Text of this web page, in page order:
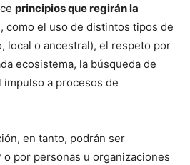
principios que regirán la
, como el uso de distintos tipos de
local o ancestral), el respeto por
ecosistema, la búsqueda de
a procesos de
en tanto, podrán ser
por personas u organizaciones